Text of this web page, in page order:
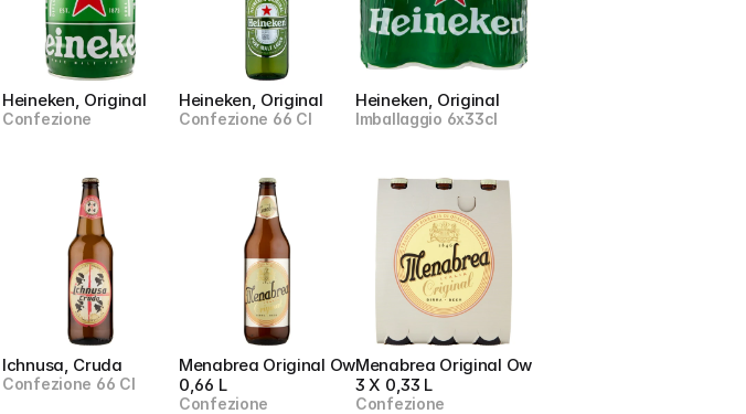
Heineken, Original
Confezione
Heineken, Original
Confezione 66 Cl
Heineken, Original
Imballaggio 6x33cl
Ichnusa, Cruda
Confezione 66 Cl
Menabrea Original Ow
0,66 L
Confezione
Menabrea Original Ow
3 X 0,33 L
Confezione